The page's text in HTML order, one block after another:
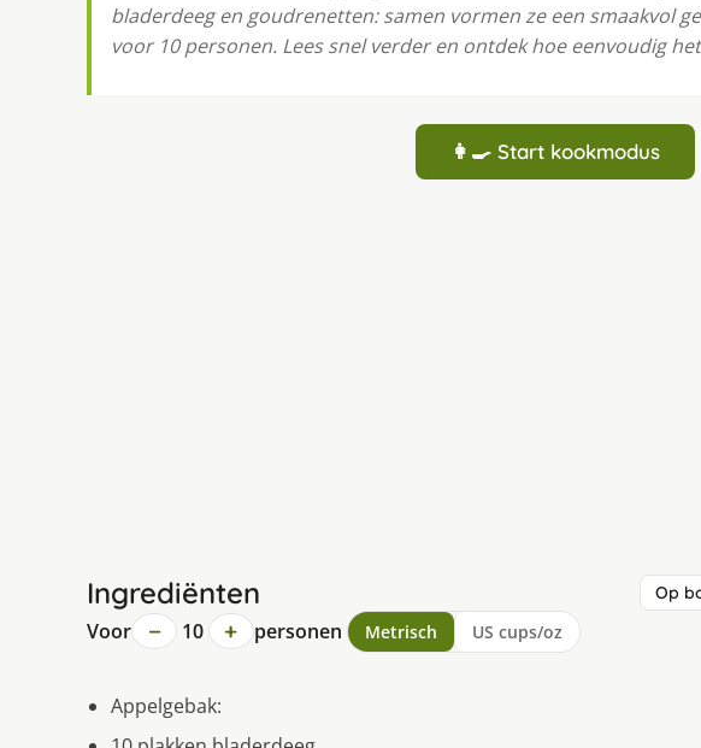
bladerdeeg en goudrenetten: samen vormen ze een smaakvol
voor 10 personen. Lees snel verder en ontdek hoe eenvoudig
👩‍🍳 Start kookmodus
Ingrediënten Op
Voor − 10 + personen Metrisch US cups/oz
Appelgebak: